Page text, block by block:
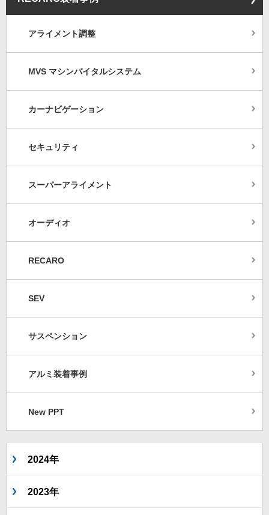
アライメント調整
MVS マシンバイタルシステム
カーナビゲーション
セキュリティ
スーパーアライメント
オーディオ
RECARO
SEV
サスペンション
アルミ装着事例
New PPT
2024年
2023年